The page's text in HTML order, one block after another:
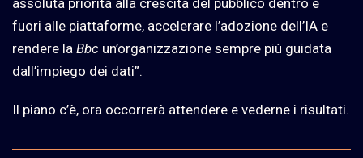
fuori alle piattaforme, accelerare l’adozione dell’IA e
rendere la Bbc un’organizzazione sempre più guidata
dall’impiego dei dati”.
Il piano c’è, ora occorrerà attendere e vederne i risultati.